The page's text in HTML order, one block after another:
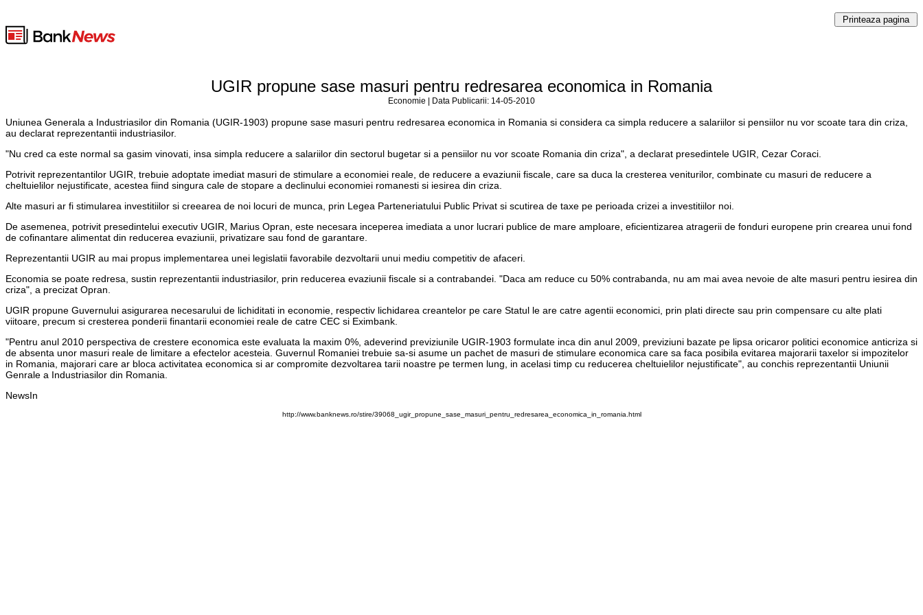
UGIR propune sase masuri pentru redresarea economica in Romania
Economie | Data Publicarii: 14-05-2010
Uniunea Generala a Industriasilor din Romania (UGIR-1903) propune sase masuri pentru redresarea economica in Romania si considera ca simpla reducere a salariilor si pensiilor nu vor scoate tara din criza,
au declarat reprezentantii industriasilor.
"Nu cred ca este normal sa gasim vinovati, insa simpla reducere a salariilor din sectorul bugetar si a pensiilor nu vor scoate Romania din criza", a declarat presedintele UGIR, Cezar Coraci.
Potrivit reprezentantilor UGIR, trebuie adoptate imediat masuri de stimulare a economiei reale, de reducere a evaziunii fiscale, care sa duca la cresterea veniturilor, combinate cu masuri de reducere a
cheltuielilor nejustificate, acestea fiind singura cale de stopare a declinului economiei romanesti si iesirea din criza.
Alte masuri ar fi stimularea investitiilor si creearea de noi locuri de munca, prin Legea Parteneriatului Public Privat si scutirea de taxe pe perioada crizei a investitiilor noi.
De asemenea, potrivit presedintelui executiv UGIR, Marius Opran, este necesara inceperea imediata a unor lucrari publice de mare amploare, eficientizarea atragerii de fonduri europene prin crearea unui fond
de cofinantare alimentat din reducerea evaziunii, privatizare sau fond de garantare.
Reprezentantii UGIR au mai propus implementarea unei legislatii favorabile dezvoltarii unui mediu competitiv de afaceri.
Economia se poate redresa, sustin reprezentantii industriasilor, prin reducerea evaziunii fiscale si a contrabandei. "Daca am reduce cu 50% contrabanda, nu am mai avea nevoie de alte masuri pentru iesirea din
criza", a precizat Opran.
UGIR propune Guvernului asigurarea necesarului de lichiditati in economie, respectiv lichidarea creantelor pe care Statul le are catre agentii economici, prin plati directe sau prin compensare cu alte plati
viitoare, precum si cresterea ponderii finantarii economiei reale de catre CEC si Eximbank.
"Pentru anul 2010 perspectiva de crestere economica este evaluata la maxim 0%, adeverind previziunile UGIR-1903 formulate inca din anul 2009, previziuni bazate pe lipsa oricaror politici economice anticriza si
de absenta unor masuri reale de limitare a efectelor acesteia. Guvernul Romaniei trebuie sa-si asume un pachet de masuri de stimulare economica care sa faca posibila evitarea majorarii taxelor si impozitelor
in Romania, majorari care ar bloca activitatea economica si ar compromite dezvoltarea tarii noastre pe termen lung, in acelasi timp cu reducerea cheltuielilor nejustificate", au conchis reprezentantii Uniunii
Genrale a Industriasilor din Romania.
NewsIn
http://www.banknews.ro/stire/39068_ugir_propune_sase_masuri_pentru_redresarea_economica_in_romania.html